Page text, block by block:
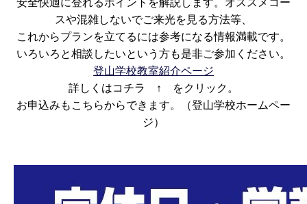
安全快適に登れるポイントを解説します。オススメコー
スや混雑しないでご来光を見る方法等、
これからプランを立てるには参考になる情報満載です。
いろいろと相談したいという方も是非ご参加ください。
登山学校教室紹介ページ
詳しくはコチラ ↑ をクリック。
お申込みもこちらからできます。（登山学校ホームペー
ジ）